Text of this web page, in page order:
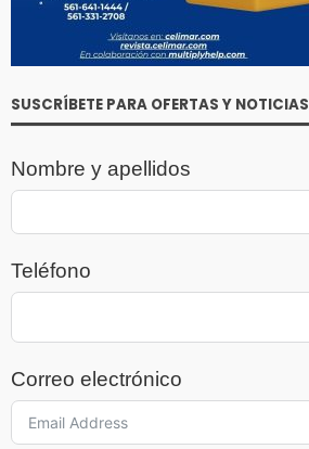
SUSCRÍBETE PARA OFERTAS Y NOTICIAS
Nombre y apellidos
Teléfono
Correo electrónico